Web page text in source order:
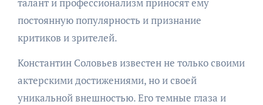
постоянную популярность и признание
критиков и зрителей.
Константин Соловьев известен не только своими
актерскими достижениями, но и своей
уникальной внешностью. Его темные глаза и